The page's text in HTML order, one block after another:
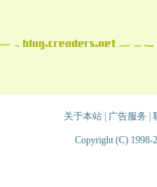
关于本站| 广告服务
Copyright (C) 1998-